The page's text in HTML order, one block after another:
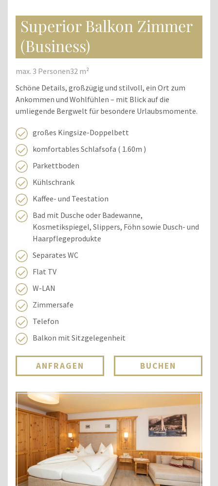
Superior Balkon Zimmer
(Business)
max. 3 Personen32 m²
Schöne Details, großzügig und stilvoll, ein Ort zum
Ankommen und Wohlfühlen – mit Blick auf die
umliegende Bergwelt für besondere Urlaubsmomente.
großes Kingsize-Doppelbett
komfortables Schlafsofa ( 1.60m )
Parkettboden
Kühlschrank
Kaffee- und Teestation
Bad mit Dusche oder Badewanne,
Kosmetikspiegel, Slippers, Föhn sowie Dusch- und
Haarpflegeprodukte
Separates WC
Flat TV
W-LAN
Zimmersafe
Telefon
Balkon mit Sitzgelegenheit
ANFRAGEN BUCHEN